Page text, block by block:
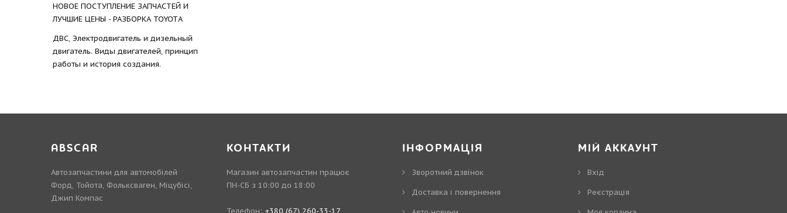
НОВОЕ ПОСТУПЛЕНИЕ ЗАПЧАСТЕЙ И
ЛУЧШИЕ ЦЕНЫ - РАЗБОРКА TOYOTА
ДВС, Электродвигатель и дизельный
двигатель. Виды двигателей, принцип
работы и история создания.
ABSCAR
Автозапчастини для автомобілей
Форд, Тойота, Фольксваген, Міцубісі,
Джип Компас
КОНТАКТИ
Магазин автозапчастин працює
ПН-СБ з 10:00 до 18:00
Телефон: +380 (67) 260-33-17
ІНФОРМАЦІЯ
Зворотний дзвінок
Доставка і повернення
МІЙ АККАУНТ
Вхід
Реєстрація